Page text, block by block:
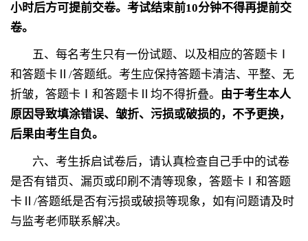
小时后方可提前交卷。考试结束前10分钟不得再提前交
卷。
五、每名考生只有一份试题、以及相应的答题卡Ⅰ
和答题卡Ⅱ /答题纸。考生应保持答题卡清洁、平整、无
折皱，答题卡Ⅰ和答题卡Ⅱ均不得折叠。
由于考生本人
原因导致填涂错误、皱折、污损或破损的，不予更换，
后果由考生自负。
六、考生拆启试卷后，请认真检查自己手中的试卷
是否有错页、漏页或印刷不清等现象，答题卡Ⅰ和答题
卡Ⅱ /答题纸是否有污损或破损等现象，如有问题请及时
与监考老师联系解决。